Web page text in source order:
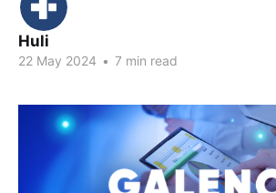
Huli
22 May 2024 • 7 min read